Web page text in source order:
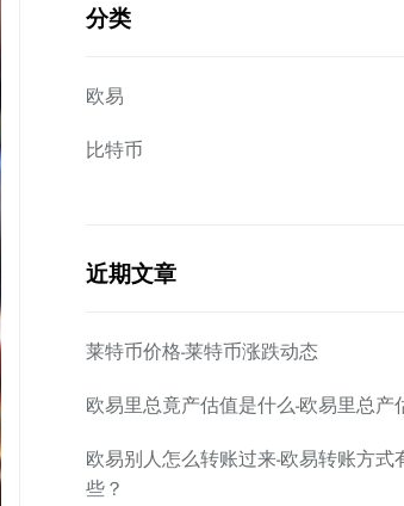
分类
欧易
比特币
近期文章
莱特币价格-莱特币涨跌动态
欧易里总竟产估值是什么-欧易里总产
欧易别人怎么转账过来-欧易转账方式
些？